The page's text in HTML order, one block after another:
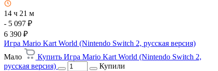
14 ч 21 м
- 5 097 ₽
6 390 ₽
Игра Mario Kart World (Nintendo Switch 2, русская версия)
Мало
Купить Игра Mario Kart World (Nintendo Switch 2,
русская версия)
Купили